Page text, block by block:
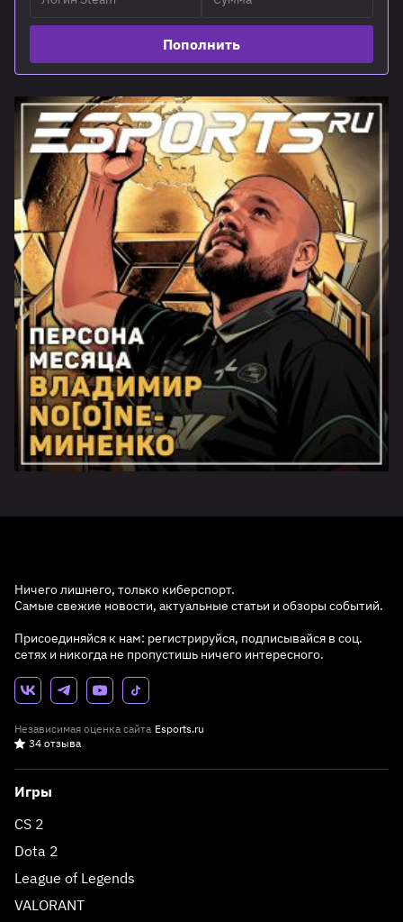
Пополнить
Ничего лишнего, только киберспорт.
Самые свежие новости, актуальные статьи и обзоры событий.
Присоединяйся к нам: регистрируйся, подписывайся в соц.
сетях и никогда не пропустишь ничего интересного.
Независимая оценка сайта Esports.ru
34 отзыва
Игры
CS 2
Dota 2
League of Legends
VALORANT